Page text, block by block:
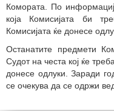
Комората. По
која Комисијата би
Комисијата ќе донесе
Останатите предмети
Судот на честа кој ќе
донесе одлуки. Заради
се очекува да се одржи